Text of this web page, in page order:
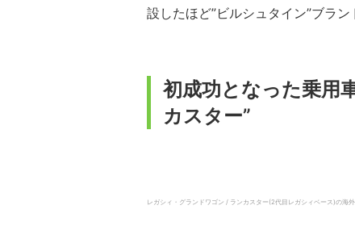
設したほど”ビルシュタイン”ブラ
初成功となった乗用
カスター”
レガシィ・グランドワゴン / ランカスター(2代目レガシィベース)の海